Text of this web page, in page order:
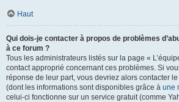
Haut
Qui dois-je contacter à propos de problèmes
à ce forum ?
Tous les administrateurs listés sur la page «
contact approprié concernant ces problèmes. Si
réponse de leur part, vous devriez alors contacter
(dont les informations sont disponibles grâce à une
celui-ci fonctionne sur un service gratuit (comme